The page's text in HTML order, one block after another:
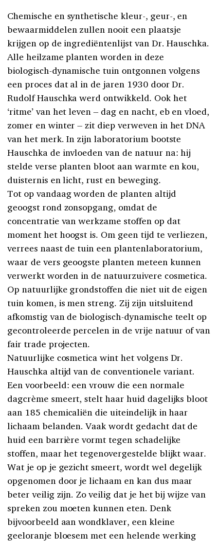
Chemische en synthetische kleur-, geur-, en
bewaarmiddelen zullen nooit een plaatsje
krijgen op de ingrediëntenlijst van Dr. Hauschka.
Alle heilzame planten worden in deze
biologisch-dynamische tuin ontgonnen volgens
een proces dat al in de jaren 1930 door Dr.
Rudolf Hauschka werd ontwikkeld. Ook het
‘ritme’ van het leven – dag en nacht, eb en vloed,
zomer en winter – zit diep verweven in het DNA
van het merk. In zijn laboratorium bootste
Hauschka de invloeden van de natuur na: hij
stelde verse planten bloot aan warmte en kou,
duisternis en licht, rust en beweging.
Tot op vandaag worden de planten altijd
geoogst rond zonsopgang, omdat de
concentratie van werkzame stoffen op dat
moment het hoogst is. Om geen tijd te verliezen,
verrees naast de tuin een plantenlaboratorium,
waar de vers geoogste planten meteen kunnen
verwerkt worden in de natuurzuivere cosmetica.
Op natuurlijke grondstoffen die niet uit de eigen
tuin komen, is men streng. Zij zijn uitsluitend
afkomstig van de biologisch-dynamische teelt op
gecontroleerde percelen in de vrije natuur of van
fair trade projecten.
Natuurlijke cosmetica wint het volgens Dr.
Hauschka altijd van de conventionele variant.
Een voorbeeld: een vrouw die een normale
dagcrème smeert, stelt haar huid dagelijks bloot
aan 185 chemicaliën die uiteindelijk in haar
lichaam belanden. Vaak wordt gedacht dat de
huid een barrière vormt tegen schadelijke
stoffen, maar het tegenovergestelde blijkt waar.
Wat je op je gezicht smeert, wordt wel degelijk
opgenomen door je lichaam en kan dus maar
beter veilig zijn. Zo veilig dat je het bij wijze van
spreken zou moeten kunnen eten. Denk
bijvoorbeeld aan wondklaver, een kleine
geeloranje bloesem met een helende werking